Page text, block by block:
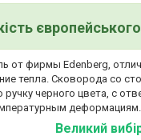
от фирмы Edenberg,
тепла. Сковорода со
черного цвета, с
Великий